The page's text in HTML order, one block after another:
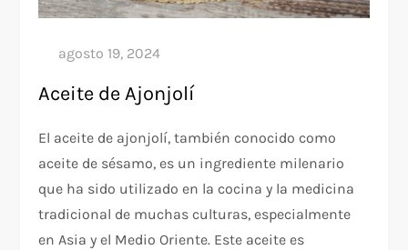
Aceite de Ajonjolí
El aceite de ajonjolí, también conocido como
aceite de sésamo, es un ingrediente milenario
que ha sido utilizado en la cocina y la medicina
tradicional de muchas culturas, especialmente
en Asia y el Medio Oriente. Este aceite es